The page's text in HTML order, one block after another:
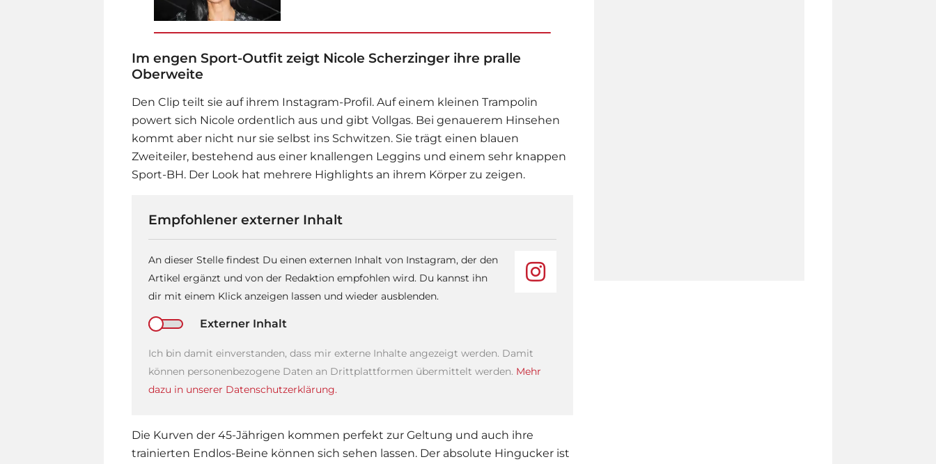
Im engen Sport-Outfit zeigt Nicole Scherzinger ihre pralle
Oberweite
Den Clip teilt sie auf ihrem Instagram-Profil. Auf einem kleinen Trampolin
powert sich Nicole ordentlich aus und gibt Vollgas. Bei genauerem Hinsehen
kommt aber nicht nur sie selbst ins Schwitzen. Sie trägt einen blauen
Zweiteiler, bestehend aus einer knallengen Leggins und einem sehr knappen
Sport-BH. Der Look hat mehrere Highlights an ihrem Körper zu zeigen.
Empfohlener externer Inhalt
An dieser Stelle findest Du einen externen Inhalt von Instagram, der den
Artikel ergänzt und von der Redaktion empfohlen wird. Du kannst ihn
dir mit einem Klick anzeigen lassen und wieder ausblenden.
Externer Inhalt
Ich bin damit einverstanden, dass mir externe Inhalte angezeigt werden. Damit
können personenbezogene Daten an Drittplattformen übermittelt werden. Mehr
dazu in unserer Datenschutzerklärung.
Die Kurven der 45-Jährigen kommen perfekt zur Geltung und auch ihre
trainierten Endlos-Beine können sich sehen lassen. Der absolute Hingucker ist